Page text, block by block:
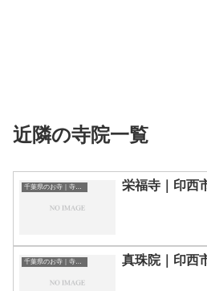
近隣の寺院一覧
千葉県のお寺｜寺院一覧 栄福寺｜印西
千葉県のお寺｜寺院一覧 真珠院｜印西